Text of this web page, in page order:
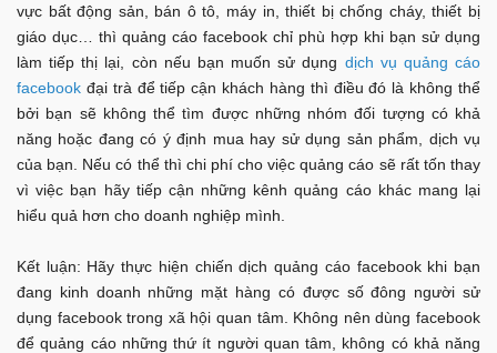
vực bất động sản, bán ô tô, máy in, thiết bị chống cháy, thiết bị
giáo dục… thì quảng cáo facebook chỉ phù hợp khi bạn sử dụng
làm tiếp thị lại, còn nếu bạn muốn sử dụng dịch vụ quảng cáo
facebook đại trà để tiếp cận khách hàng thì điều đó là không thể
bởi bạn sẽ không thể tìm được những nhóm đối tượng có khả
năng hoặc đang có ý định mua hay sử dụng sản phẩm, dịch vụ
của bạn. Nếu có thể thì chi phí cho việc quảng cáo sẽ rất tốn thay
vì việc bạn hãy tiếp cận những kênh quảng cáo khác mang lại
hiểu quả hơn cho doanh nghiệp mình.
Kết luận: Hãy thực hiện chiến dịch quảng cáo facebook khi bạn
đang kinh doanh những mặt hàng có được số đông người sử
dụng facebook trong xã hội quan tâm. Không nên dùng facebook
để quảng cáo những thứ ít người quan tâm, không có khả năng